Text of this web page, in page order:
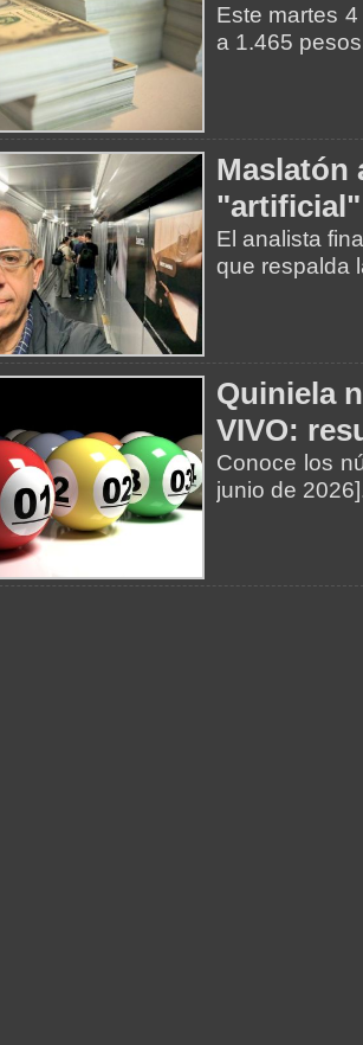
Este martes
a 1.465
Maslatón
El analista
que respalda
Quiniela
VIVO:
Conoce los
junio de